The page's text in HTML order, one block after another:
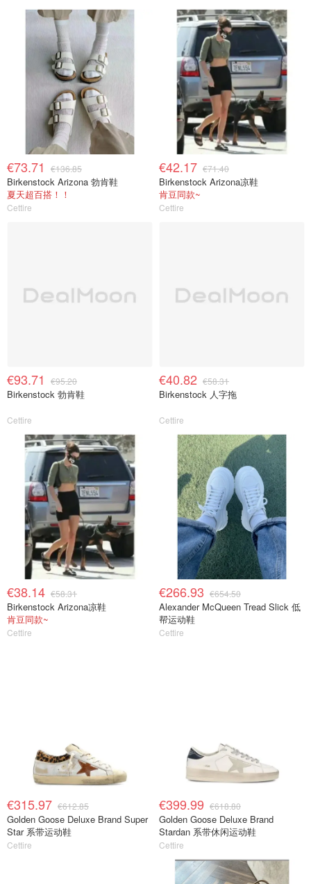
€73.71 €136.85
Birkenstock Arizona 勃肯鞋
夏天超百搭！！
Cettire
€42.17 €71.40
Birkenstock Arizona凉鞋
肯豆同款~
Cettire
€93.71 €95.20
Birkenstock 勃肯鞋
Cettire
€40.82 €58.31
Birkenstock 人字拖
Cettire
€38.14 €58.31
Birkenstock Arizona凉鞋
肯豆同款~
Cettire
€266.93 €654.50
Alexander McQueen Tread Slick 低
帮运动鞋
Cettire
€315.97 €612.85
Golden Goose Deluxe Brand Super
Star 系带运动鞋
Cettire
€399.99 €618.80
Golden Goose Deluxe Brand
Stardan 系带休闲运动鞋
Cettire